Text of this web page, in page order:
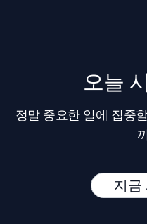
오늘
정말 중요한 일에 집중
지금